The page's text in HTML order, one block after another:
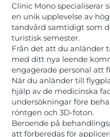
Clinic Mono specialiserar
en unik upplevelse av
tandvård samtidigt som
turistisk semester.
Från det att du anländer
med ditt nya leende
engagerade personal att
När du anländer till
hjälp av de medicinska
undersökningar före
röntgen och 3D-foton.
Beroende på
att förberedas för